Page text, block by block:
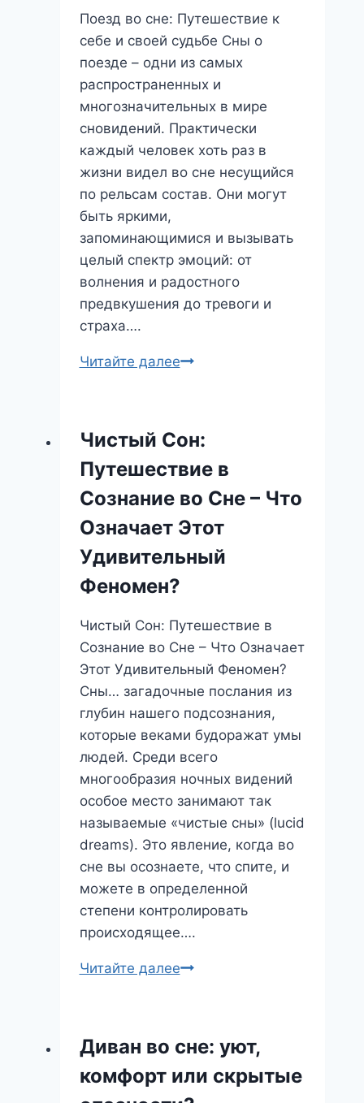
перерождение?
Поезд во сне: Путешествие к
себе и своей судьбе Сны о
поезде – одни из самых
распространенных и
многозначительных в мире
сновидений. Практически
каждый человек хоть раз в
жизни видел во сне несущийся
по рельсам состав. Они могут
быть яркими,
запоминающимися и вызывать
целый спектр эмоций: от
волнения и радостного
предвкушения до тревоги и
страха….
Читайте далееПоезд
к
себе
и
судьбе
Чистый Сон:
Путешествие в
Сознание во Сне – Что
Означает Этот
Удивительный
Феномен?
Чистый Сон: Путешествие в
Сознание во Сне – Что Означает
Этот Удивительный Феномен?
Сны… загадочные послания из
глубин нашего подсознания,
которые веками будоражат умы
людей. Среди всего
многообразия ночных видений
особое место занимают так
называемые «чистые сны» (lucid
dreams). Это явление, когда во
сне вы осознаете, что спите, и
можете в определенной
степени контролировать
происходящее….
Читайте далееЧистый
Сознание
во
Сне
Диван во сне: уют,
комфорт или скрытые